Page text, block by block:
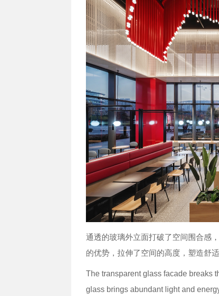
通透的玻璃外立面打破了空间围合感
的优势，拉伸了空间的高度，塑造舒适
The transparent glass facade breaks
glass brings abundant light and